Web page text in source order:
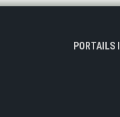
PORTAILS